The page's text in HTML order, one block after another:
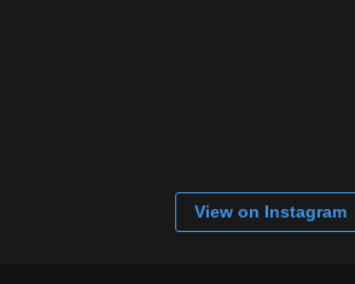
View on Instagram